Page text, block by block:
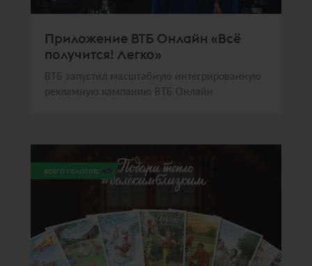
Приложение ВТБ Онлайн «Всё
получится! Легко»
ВТБ запустил масштабную интегрированную
рекламную кампанию ВТБ Онлайн
всего голосов: 419